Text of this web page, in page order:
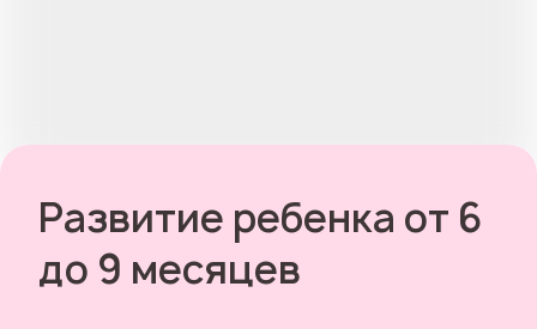
Развитие ребенка от 6
до 9 месяцев